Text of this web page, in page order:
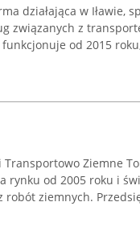
działająca w Iławie,
związanych z
od 2015
Transportowo Ziemne
rynku od 2005 roku i
robót ziemnych.